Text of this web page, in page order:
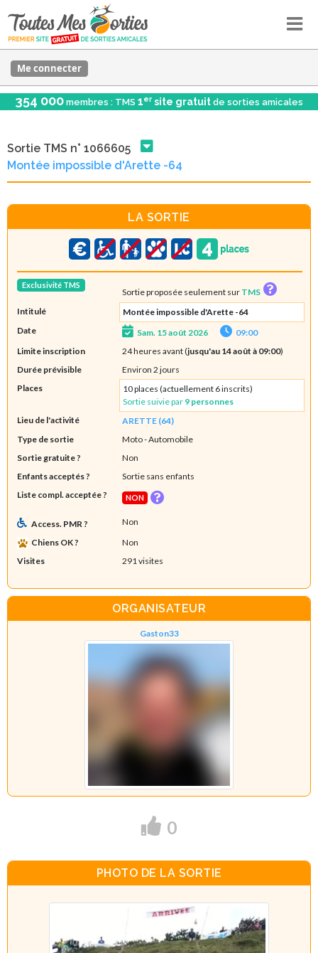
Me connecter
354 000 membres : TMS 1er site gratuit de sorties amicales
Sortie TMS n° 1066605
Montée impossible d'Arette -64
LA SORTIE
Exclusivité TMS
Sortie proposée seulement sur TMS
Intitulé
Montée impossible d'Arette -64
Date
Sam. 15 août 2026
09:00
Limite inscription
24 heures avant (jusqu'au 14 août à 09:00)
Durée prévisible
Environ 2 jours
Places
10 places (actuellement 6 inscrits)
Sortie suivie par 9 personnes
Lieu de l'activité
ARETTE (64)
Type de sortie
Moto- Automobile
Sortie gratuite ?
Non
Enfants acceptés ?
Sortie sans enfants
Liste compl. acceptée ?
NON
Access. PMR ?
Non
Chiens OK ?
Non
Visites
291 visites
ORGANISATEUR
Gaston33
0
PHOTO DE LA SORTIE